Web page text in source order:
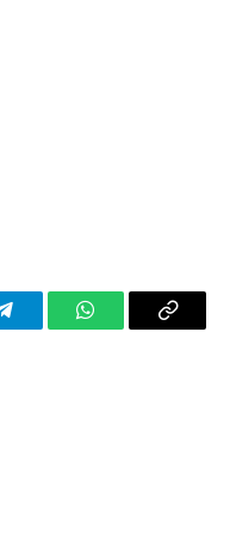
TelegramWhatsAppCopy